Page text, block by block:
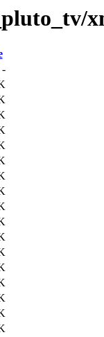
-